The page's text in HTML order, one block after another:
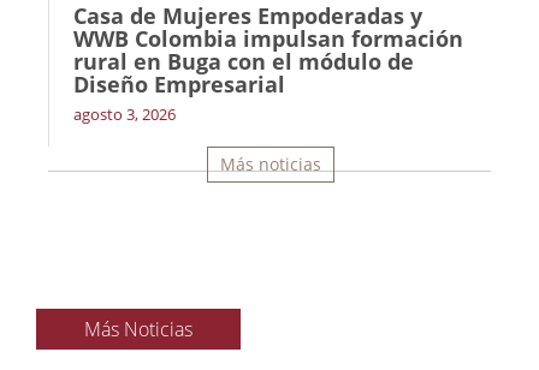
Casa de Mujeres Empoderadas y
WWB Colombia impulsan formación
rural en Buga con el módulo de
Diseño Empresarial
agosto 3, 2026
Más noticias
Más Noticias